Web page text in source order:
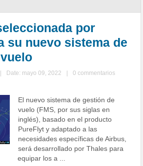
por
su nuevo sistema de
Date: mayo 09, 2022
0 commentarios
El nuevo sistema de gestión de
vuelo (FMS, por sus siglas en
inglés), basado en el producto
PureFlyt y adaptado a las
necesidades específicas de Airbus,
será desarrollado por Thales para
equipar los a ...